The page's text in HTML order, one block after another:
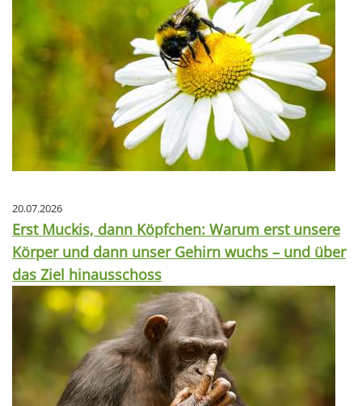
20.07.2026
Erst Muckis, dann Köpfchen: Warum erst unsere
Körper und dann unser Gehirn wuchs – und über
das Ziel hinausschoss